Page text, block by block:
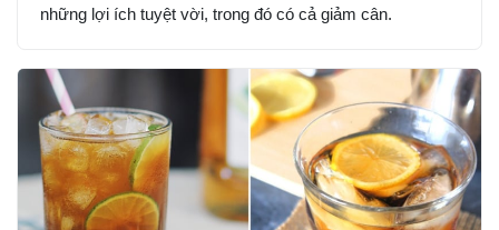
những lợi ích tuyệt vời, trong đó có cả giảm cân.